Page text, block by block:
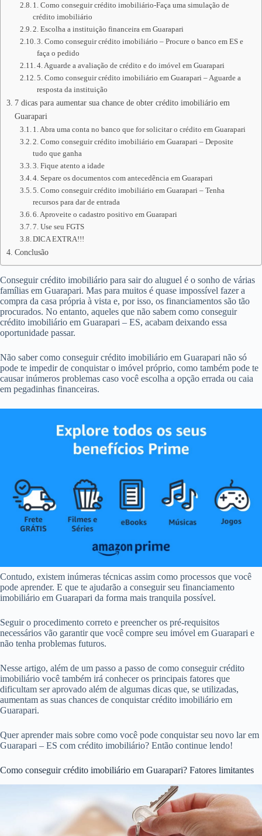
1. Como conseguir crédito imobiliário-Faça uma simulação de
crédito imobiliário
2. Escolha a instituição financeira em Guarapari
3. Como conseguir crédito imobiliário – Procure o banco em ES e
faça o pedido
4. Aguarde a avaliação de crédito e do imóvel em Guarapari
5. Como conseguir crédito imobiliário em Guarapari – Aguarde a
resposta da instituição
7 dicas para aumentar sua chance de obter crédito imobiliário em
Guarapari
1. Abra uma conta no banco que for solicitar o crédito em Guarapari
2. Como conseguir crédito imobiliário em Guarapari – Deposite
tudo que ganha
3. Fique atento a idade
4. Separe os documentos com antecedência em Guarapari
5. Como conseguir crédito imobiliário em Guarapari – Tenha
recursos para dar de entrada
6. Aproveite o cadastro positivo em Guarapari
7. Use seu FGTS
DICA EXTRA!!!
Conclusão
Conseguir crédito imobiliário para sair do aluguel é o sonho de várias
famílias em Guarapari. Mas para muitos é quase impossível fazer a
compra da casa própria à vista e, por isso, os financiamentos são tão
procurados. No entanto, aqueles que não sabem como conseguir
crédito imobiliário em Guarapari – ES, acabam deixando essa
oportunidade passar.
Não saber como conseguir crédito imobiliário em Guarapari não só
pode te impedir de conquistar o imóvel próprio, como também pode te
causar inúmeros problemas caso você escolha a opção errada ou caia
em pegadinhas financeiras.
Contudo, existem inúmeras técnicas assim como processos que você
pode aprender. E que te ajudarão a conseguir seu financiamento
imobiliário em Guarapari da forma mais tranquila possível.
Seguir o procedimento correto e preencher os pré-requisitos
necessários vão garantir que você compre seu imóvel em Guarapari e
não tenha problemas futuros.
Nesse artigo, além de um passo a passo de como conseguir crédito
imobiliário você também irá conhecer os principais fatores que
dificultam ser aprovado além de algumas dicas que, se utilizadas,
aumentam as suas chances de conquistar crédito imobiliário em
Guarapari.
Quer aprender mais sobre como você pode conquistar seu novo lar em
Guarapari – ES com crédito imobiliário? Então continue lendo!
Como conseguir crédito imobiliário em Guarapari? Fatores limitantes